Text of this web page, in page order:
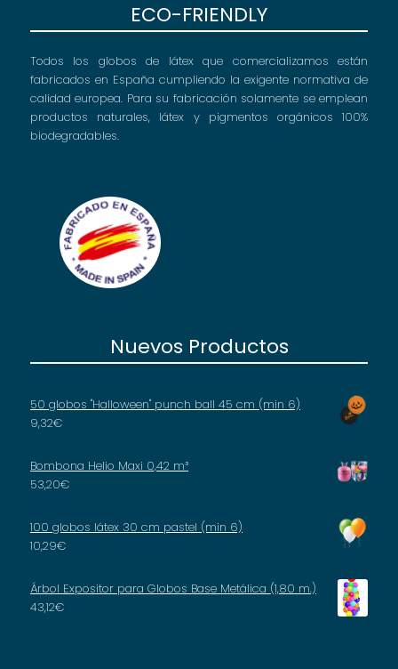
ECO-FRIENDLY
Todos los globos de látex que comercializamos están
fabricados en España cumpliendo la exigente normativa de
calidad europea. Para su fabricación solamente se emplean
productos naturales, látex y pigmentos orgánicos 100%
biodegradables.
Nuevos Productos
50 globos "Halloween" punch ball 45 cm (min 6)
9,32€
Bombona Helio Maxi 0,42 m³
53,20€
100 globos látex 30 cm pastel (min 6)
10,29€
Árbol Expositor para Globos Base Metálica (1,80 m.)
43,12€